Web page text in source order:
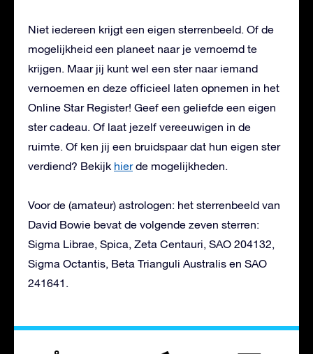
Niet iedereen krijgt een eigen sterrenbeeld. Of de
mogelijkheid een planeet naar je vernoemd te
krijgen. Maar jij kunt wel een ster naar iemand
vernoemen en deze officieel laten opnemen in het
Online Star Register! Geef een geliefde een eigen
ster cadeau. Of laat jezelf vereeuwigen in de
ruimte. Of ken jij een bruidspaar dat hun eigen ster
verdiend? Bekijk hierde mogelijkheden.
Voor de (amateur) astrologen: het sterrenbeeld van
David Bowie bevat de volgende zeven sterren:
Sigma Librae, Spica, Zeta Centauri, SAO 204132,
Sigma Octantis, Beta Trianguli Australis en SAO
241641.